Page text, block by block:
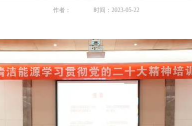
作者： 时间：2023-05-22